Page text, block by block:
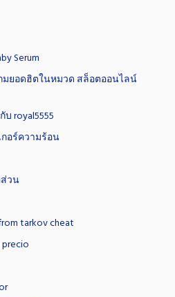
Serum
มยอดฮิตในหมวด สล็อตออนไลน์
royal5555
อร์ความร้อน
วน
tarkov cheat
precio